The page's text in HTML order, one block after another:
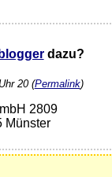
dazu?
20 (Permalink)
2809
Münster